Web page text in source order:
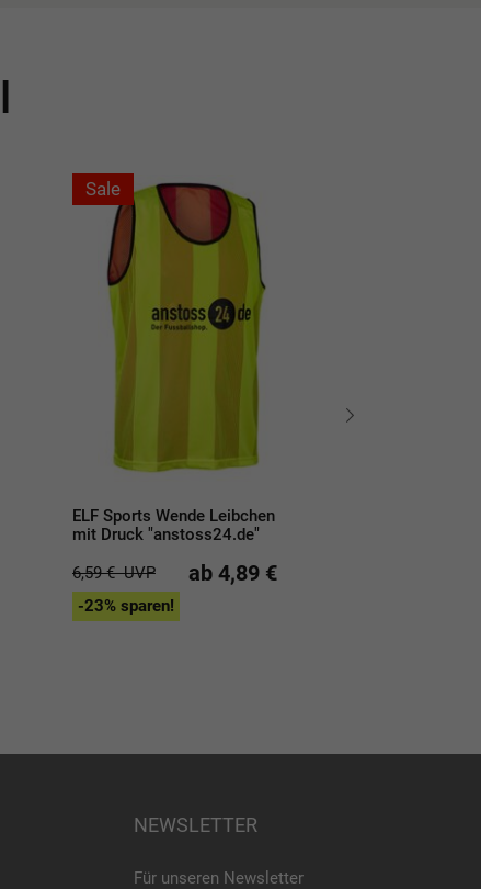
Sale
ELF Sports Wende Leibchen
mit Druck "anstoss24.de"
6,59 €UVP ab 4,89 €
-23% sparen!
NEWSLETTER
Für unseren Newsletter